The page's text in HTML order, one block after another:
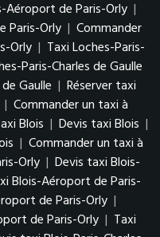
Aéroport de Paris-Orly |
Paris-Orly | Commander
Orly | Taxi Loches-Paris-
Paris-Charles de Gaulle
Gaulle | Réserver taxi
| Commander un taxi à
Blois | Devis taxi Blois |
| Commander un taxi à
Orly | Devis taxi Blois-
Blois-Aéroport de Paris-
de Paris-Orly |
de Paris-Orly | Taxi